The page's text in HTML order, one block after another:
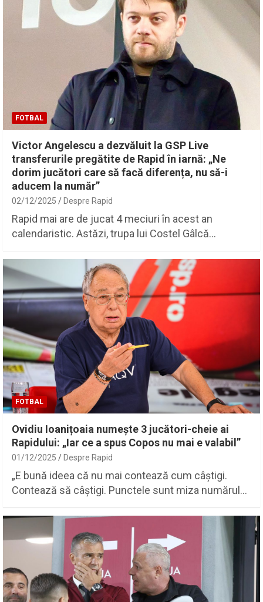
FOTBAL
Victor Angelescu a dezvăluit la GSP Live
transferurile pregătite de Rapid în iarnă: „Ne
dorim jucători care să facă diferența, nu să-i
aducem la număr”
02/12/2025 Despre Rapid
Rapid mai are de jucat 4 meciuri în acest an
calendaristic. Astăzi, trupa lui Costel Gâlcă…
FOTBAL
Ovidiu Ioanițoaia numește 3 jucători-cheie ai
Rapidului: „Iar ce a spus Copos nu mai e valabil”
01/12/2025 Despre Rapid
„E bună ideea că nu mai contează cum câștigi.
Contează să câștigi. Punctele sunt miza numărul…